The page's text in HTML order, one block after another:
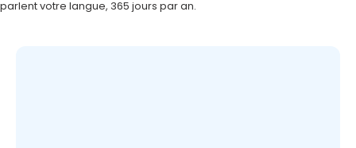
parlentvotre langue, 365 jours par an.